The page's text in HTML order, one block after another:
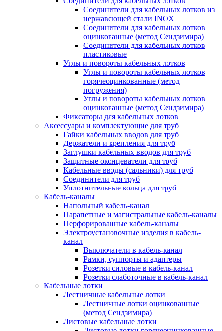
Соединители для кабельных лотков из
нержавеющей стали INOX
Соединители для кабельных лотков
оцинкованные (метод Сендзимира)
Соединители для кабельных лотков
пластиковые
Углы и повороты кабельных лотков
Углы и повороты кабельных лотков
горячеоцинкованные (метод
погружения)
Углы и повороты кабельных лотков
оцинкованные (метод Сендзимира)
Фиксаторы для кабельных лотков
Аксессуары и комплектующие для труб
Гайки кабельных вводов для труб
Держатели и крепления для труб
Заглушки кабельных вводов для труб
Защитные оконцеватели для труб
Кабельные вводы (сальники) для труб
Соединители для труб
Уплотнительные кольца для труб
Кабель-каналы
Напольный кабель-канал
Парапетные и магистральные кабель-каналы
Перфорированные кабель-каналы
Электроустановочные изделия в кабель-
канал
Выключатели в кабель-канал
Рамки, суппорты и адаптеры
Розетки силовые в кабель-канал
Розетки слаботочные в кабель-канал
Кабельные лотки
Лестничные кабельные лотки
Лестничные лотки оцинкованные
(метод Сендзимира)
Листовые кабельные лотки